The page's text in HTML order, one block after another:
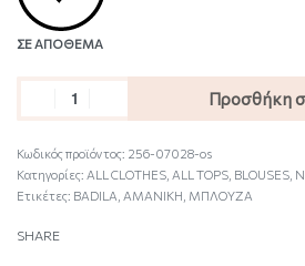
ΣΕ ΑΠΌΘΕΜΑ
Προσθήκη
Κωδικός προϊόντος: 256-07028-os
Κατηγορίες: ALL CLOTHES ALL TOPS BLOUSES
Ετικέτες: BADILA ΑΜΑΝΙΚΗ ΜΠΛΟΥΖΑ
SHARE